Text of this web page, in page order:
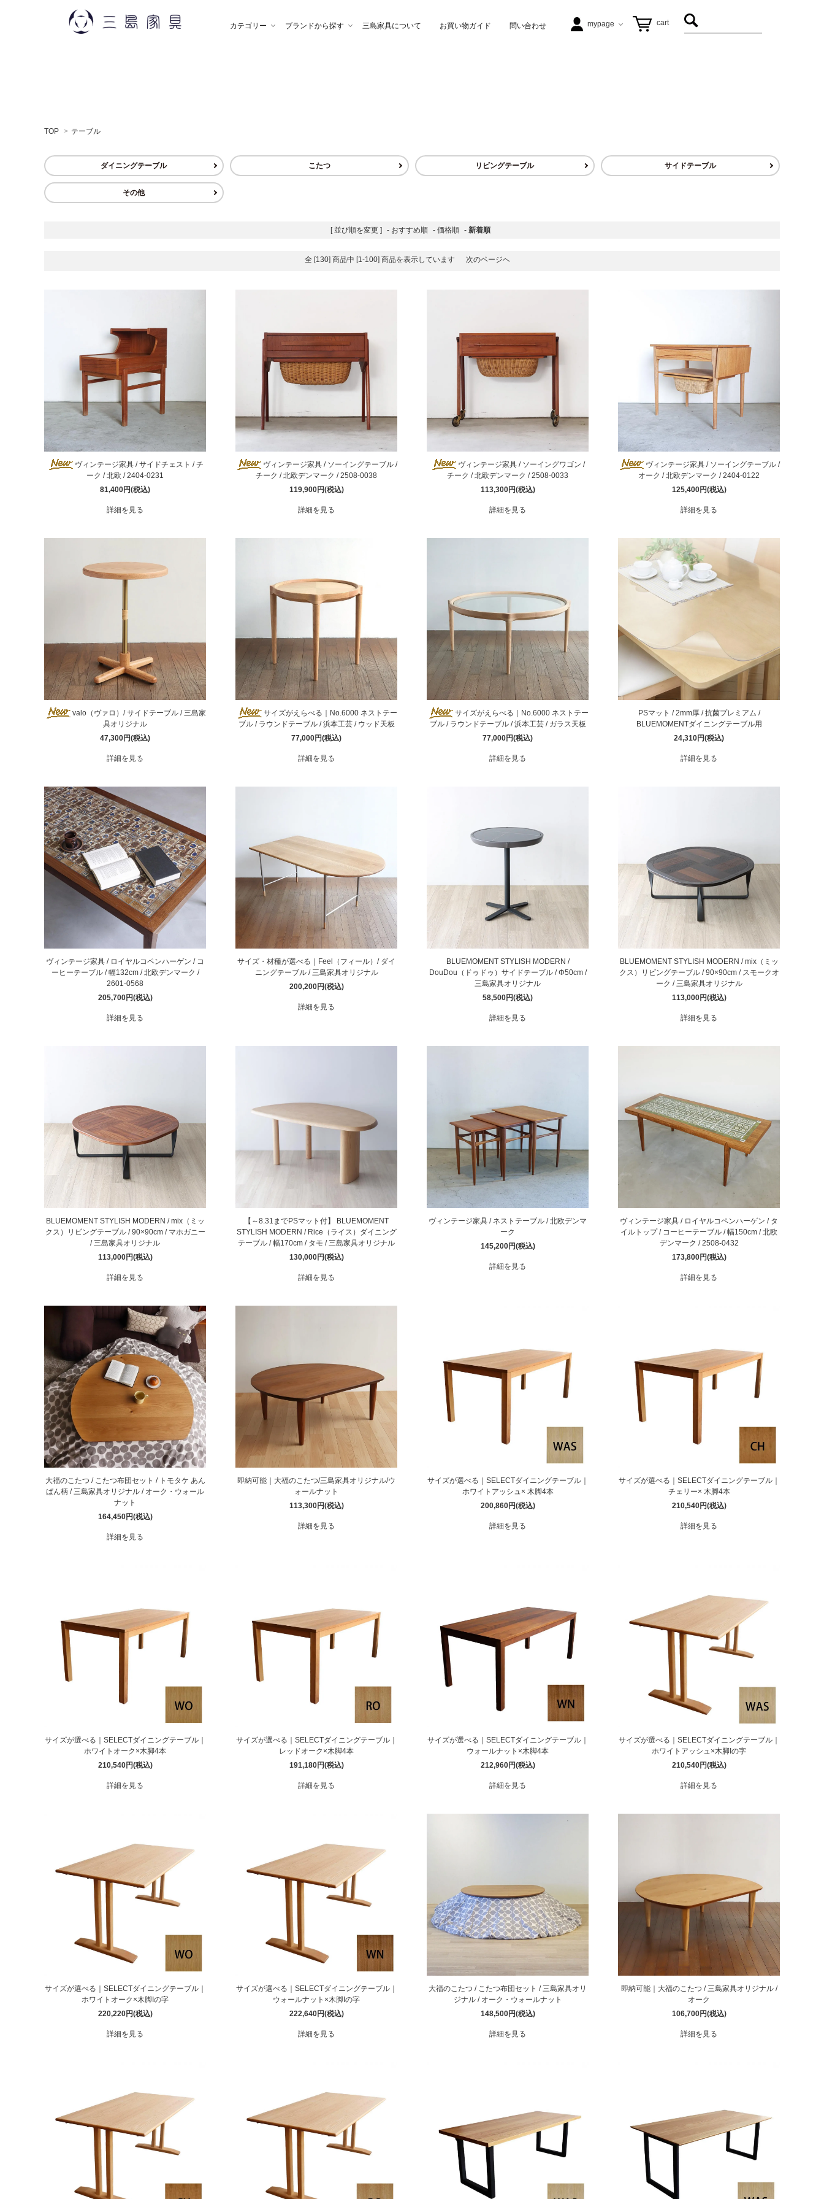
カテゴリー
デスク
ミラー
ブランドから探す
薫玉堂
神藤タオル
ナガノインテリア にじゆら
フランジパニラタン
mina perhonen ヤマチク LISA LARSON
三島家具について お買い物ガイド 問い合わせ mypage cart
TOP > テーブル
ダイニングテーブル こたつ リビングテーブル サイドテーブル
その他
[ 並び順を変更 ] - おすすめ順 - 価格順 - 新着順
全 [130] 商品中 [1-100] 商品を表示しています 次のページへ
ヴィンテージ家具 / サイドチェスト / チ
ーク / 北欧 / 2404-0231
81,400円(税込)
詳細を見る
ヴィンテージ家具 / ソーイングテーブル /
チーク / 北欧デンマーク / 2508-0038
119,900円(税込)
詳細を見る
ヴィンテージ家具 / ソーイングワゴン /
チーク / 北欧デンマーク / 2508-0033
113,300円(税込)
詳細を見る
ヴィンテージ家具 / ソーイングテーブル /
オーク / 北欧デンマーク / 2404-0122
125,400円(税込)
詳細を見る
valo（ヴァロ）/ サイドテーブル / 三島家
具オリジナル
47,300円(税込)
詳細を見る
サイズがえらべる｜No.6000 ネストテー
ブル / ラウンドテーブル / 浜本工芸 / ウッド天板
77,000円(税込)
詳細を見る
サイズがえらべる｜No.6000 ネストテー
ブル / ラウンドテーブル / 浜本工芸 / ガラス天板
77,000円(税込)
詳細を見る
PSマット / 2mm厚 / 抗菌プレミアム /
BLUEMOMENTダイニングテーブル用
24,310円(税込)
詳細を見る
ヴィンテージ家具 / ロイヤルコペンハーゲン / コ
ーヒーテーブル / 幅132cm / 北欧デンマーク /
2601-0568
205,700円(税込)
詳細を見る
サイズ・材種が選べる｜Feel（フィール）/ ダイ
ニングテーブル / 三島家具オリジナル
200,200円(税込)
詳細を見る
BLUEMOMENT STYLISH MODERN /
DouDou（ドゥドゥ）サイドテーブル / Φ50cm /
三島家具オリジナル
58,500円(税込)
詳細を見る
BLUEMOMENT STYLISH MODERN / mix（ミッ
クス）リビングテーブル / 90×90cm / スモークオ
ーク / 三島家具オリジナル
113,000円(税込)
詳細を見る
BLUEMOMENT STYLISH MODERN / mix（ミッ
クス）リビングテーブル / 90×90cm / マホガニー
/ 三島家具オリジナル
113,000円(税込)
詳細を見る
【～8.31までPSマット付】 BLUEMOMENT
STYLISH MODERN / Rice（ライス）ダイニング
テーブル / 幅170cm / タモ / 三島家具オリジナル
130,000円(税込)
詳細を見る
ヴィンテージ家具 / ネストテーブル / 北欧デンマ
ーク
145,200円(税込)
詳細を見る
ヴィンテージ家具 / ロイヤルコペンハーゲン / タ
イルトップ / コーヒーテーブル / 幅150cm / 北欧
デンマーク / 2508-0432
173,800円(税込)
詳細を見る
大福のこたつ / こたつ布団セット / トモタケ あん
ぱん柄 / 三島家具オリジナル / オーク・ウォール
ナット
164,450円(税込)
詳細を見る
即納可能｜大福のこたつ/三島家具オリジナル/ウ
ォールナット
113,300円(税込)
詳細を見る
サイズが選べる｜SELECTダイニングテーブル｜
ホワイトアッシュ× 木脚4本
200,860円(税込)
詳細を見る
サイズが選べる｜SELECTダイニングテーブル｜
チェリー× 木脚4本
210,540円(税込)
詳細を見る
サイズが選べる｜SELECTダイニングテーブル｜
ホワイトオーク×木脚4本
210,540円(税込)
詳細を見る
サイズが選べる｜SELECTダイニングテーブル｜
レッドオーク×木脚4本
191,180円(税込)
詳細を見る
サイズが選べる｜SELECTダイニングテーブル｜
ウォールナット×木脚4本
212,960円(税込)
詳細を見る
サイズが選べる｜SELECTダイニングテーブル｜
ホワイトアッシュ×木脚Iの字
210,540円(税込)
詳細を見る
サイズが選べる｜SELECTダイニングテーブル｜
ホワイトオーク×木脚Iの字
220,220円(税込)
詳細を見る
サイズが選べる｜SELECTダイニングテーブル｜
ウォールナット×木脚Iの字
222,640円(税込)
詳細を見る
大福のこたつ / こたつ布団セット / 三島家具オリ
ジナル / オーク・ウォールナット
148,500円(税込)
詳細を見る
即納可能｜大福のこたつ / 三島家具オリジナル /
オーク
106,700円(税込)
詳細を見る